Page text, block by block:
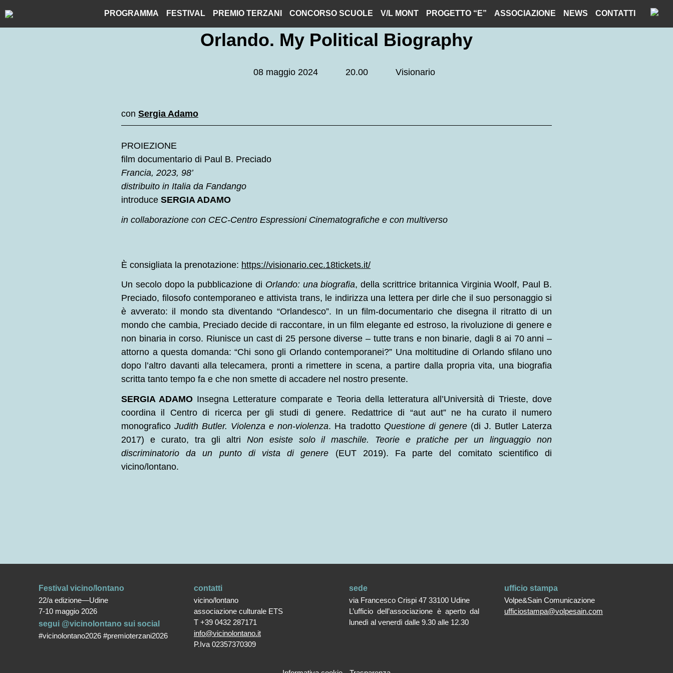
to
PROGRAMMA FESTIVAL PREMIO TERZANI CONCORSO SCUOLE V/L MONT PROGETTO “E” ASSOCIAZIONE NEWS CONTATTI
Orlando. My Political Biography
08 maggio 2024 20.00 Visionario
con Sergia Adamo
PROIEZIONE
film documentario di Paul B. Preciado
Francia, 2023, 98’
distribuito in Italia da Fandango
introduce SERGIA ADAMO
in collaborazione con CEC-Centro Espressioni Cinematografiche e con multiverso
È consigliata la prenotazione: https://visionario.cec.18tickets.it/
Un secolo dopo la pubblicazione di Orlando: una biografia, della scrittrice britannica Virginia Woolf, Paul B.
Preciado, filosofo contemporaneo e attivista trans, le indirizza una lettera per dirle che il suo personaggio si
è avverato: il mondo sta diventando “Orlandesco”. In un film-documentario che disegna il ritratto di un
mondo che cambia, Preciado decide di raccontare, in un film elegante ed estroso, la rivoluzione di genere e
non binaria in corso. Riunisce un cast di 25 persone diverse – tutte trans e non binarie, dagli 8 ai 70 anni –
attorno a questa domanda: “Chi sono gli Orlando contemporanei?” Una moltitudine di Orlando sfilano uno
dopo l’altro davanti alla telecamera, pronti a rimettere in scena, a partire dalla propria vita, una biografia
scritta tanto tempo fa e che non smette di accadere nel nostro presente.
SERGIA ADAMO Insegna Letterature comparate e Teoria della letteratura all’Università di Trieste, dove
coordina il Centro di ricerca per gli studi di genere. Redattrice di “aut aut” ne ha curato il numero
monograficoJudith Butler. Violenza e non-violenza. Ha tradotto Questione di genere(di J. Butler Laterza
2017) e curato, tra gli altri Non esiste solo il maschile. Teorie e pratiche per un linguaggio non
discriminatorio da un punto di vista di genere (EUT 2019). Fa parte del comitato scientifico di
vicino/lontano.
Festival vicino/lontano
22/a edizione—Udine
7-10 maggio 2026
segui @vicinolontano sui social
#vicinolontano2026 #premioterzani2026
contatti
vicino/lontano
associazione culturale ETS
T +39 0432 287171
info@vicinolontano.it
P.Iva 02357370309
sede
via Francesco Crispi 47 33100 Udine
L’ufficio dell’associazione è aperto dal
lunedì al venerdì dalle 9.30 alle 12.30
ufficio stampa
Volpe&Sain Comunicazione
ufficiostampa@volpesain.com